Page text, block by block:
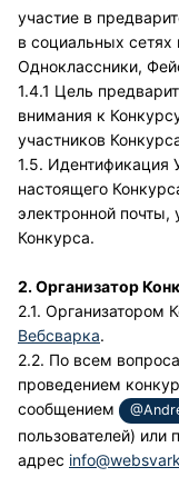
участие в
в социальных сетях
Одноклассники,
1.4.1 Цель
внимания к
участников
1.5. Идентификация
настоящего
электронной почты,
Конкурса.
2. Организатор
2.1. Организатором
Вебсварка.
2.2. По всем
проведением
сообщением
пользователей) или
адрес